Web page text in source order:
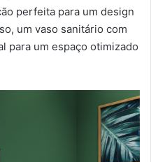
perfeita para um design
um vaso sanitário com
para um espaço otimizado